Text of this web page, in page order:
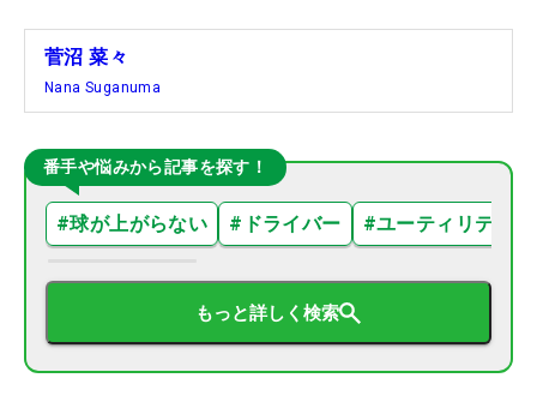
菅沼 菜々
Nana Suganuma
番手や悩みから記事を探す！
#球が上がらない # ドライバー #ユーティリティ
もっと詳しく検索